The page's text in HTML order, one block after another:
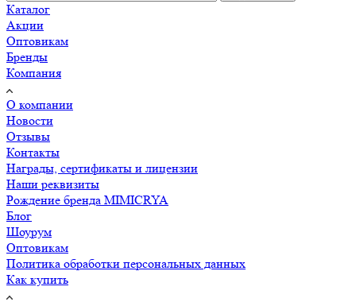
Каталог
Акции
Оптовикам
Бренды
Компания
О компании
Новости
Отзывы
Контакты
Награды, сертификаты и лицензии
Наши реквизиты
Рождение бренда MIMICRYA
Блог
Шоурум
Оптовикам
Политика обработки персональных данных
Как купить